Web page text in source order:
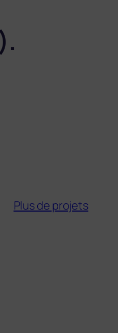
Plus de projets